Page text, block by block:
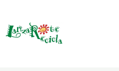
contenido